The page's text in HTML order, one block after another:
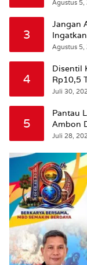
Agustus 5,
3
Jangan
Agustus 5,
4
Disentil
Rp10,5
Beri
Juli 30,
5
Pantau
Ambon
Leitimur
Juli 28,